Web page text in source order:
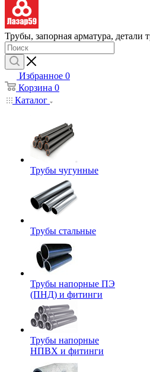
Трубы, запорная арматура, детали
Избранное 0
Корзина 0
Каталог
Трубы чугунные
Трубы стальные
Трубы напорные ПЭ
(ПНД) и фитинги
Трубы напорные
НПВХ и фитинги